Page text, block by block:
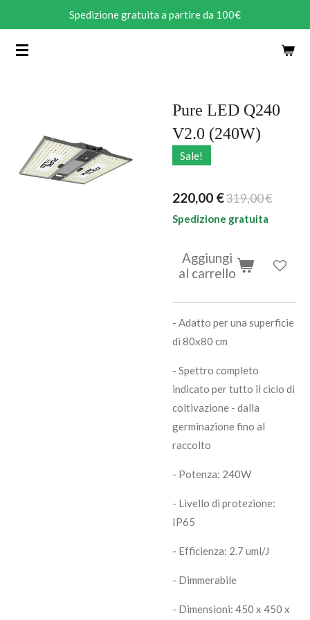
contenuto
Spedizione gratuita a partire da 100€
Pure LED Q240
V2.0 (240W)
Sale!
220,00 €319,00 €
Spedizione gratuita
Aggiungi
al carrello
- Adatto per una superficie
di 80x80 cm
- Spettro completo
indicato per tutto il ciclo di
coltivazione - dalla
germinazione fino al
raccolto
- Potenza: 240W
- Livello di protezione:
IP65
- Efficienza: 2.7 uml/J
- Dimmerabile
- Dimensioni: 450 x 450 x